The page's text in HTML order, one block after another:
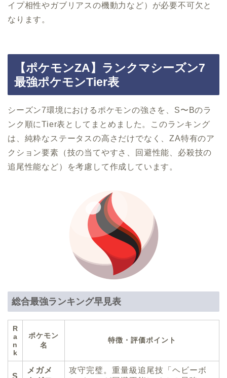
イプ相性やガブリアスの機動力など）が必要不可欠と
なります。
【ポケモンZA】ランクマシーズン7
最強ポケモンTier表
シーズン7環境におけるポケモンの強さを、S〜Bのラ
ンク順にTier表としてまとめました。このランキング
は、純粋なステータスの高さだけでなく、ZA特有のア
クション要素（技の当てやすさ、回避性能、必殺技の
追尾性能など）を考慮して作成しています。
総合最強ランキング早見表
R
a
n
k
ポケモン
名
特徴・評価ポイント
S
メガメ
攻守完璧。重量級追尾技「ヘビーボ